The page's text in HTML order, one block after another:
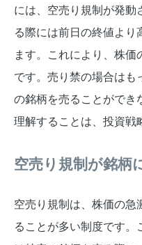
には、空売り規制が発動
る際には前日の終値より
ます。これにより、株
です。売り禁の場合はも
の銘柄を売ることができ
理解することは、投資戦
空売り規制が銘柄
空売り規制は、株価の急
ることが多い制度です。